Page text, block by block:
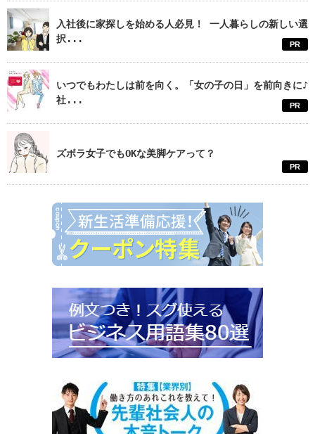
入社後に家探しを始める人必見！ 一人暮らしの新しい選
択...
PR
いつでもわたしは前を向く。「女の子の日」を前向きに♪
社...
PR
ズボラ女子でもOKな美脚ケアって？
PR